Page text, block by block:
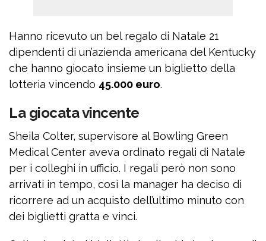
Hanno ricevuto un bel regalo di Natale 21
dipendenti di un’azienda americana del Kentucky
che hanno giocato insieme un biglietto della
lotteria vincendo 45.000 euro.
La giocata vincente
Sheila Colter, supervisore al Bowling Green
Medical Center aveva ordinato regali di Natale
per i colleghi in ufficio. I regali però non sono
arrivati in tempo, così la manager ha deciso di
ricorrere ad un acquisto dell’ultimo minuto con
dei biglietti gratta e vinci.